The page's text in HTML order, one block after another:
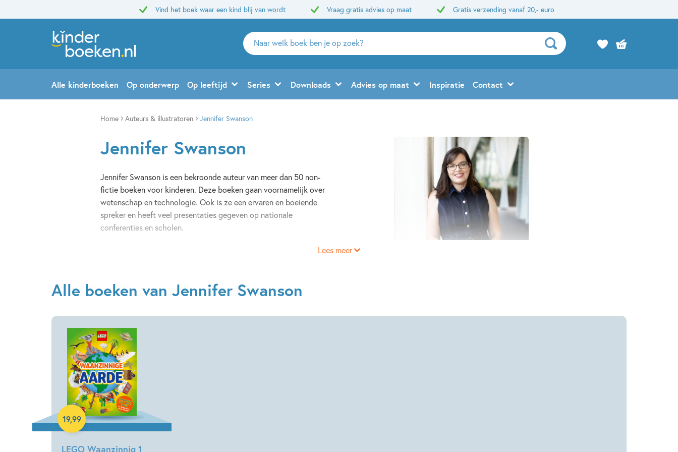
Vind het boek waar een kind blij van wordt Vraag gratis advies op maat Gratis verzending vanaf 20,- euro
Zoeken
naar
en
uitgevers
Alle kinderboeken Op onderwerp Op leeftijd Series Downloads Advies op maat Inspiratie Contact
Home Auteurs & illustratoren Jennifer Swanson
Jennifer Swanson
Jennifer Swanson is een bekroonde auteur van meer dan 50 non-
fictie boeken voor kinderen. Deze boeken gaan voornamelijk over
wetenschap en technologie. Ook is ze een ervaren en boeiende
spreker en heeft veel presentaties gegeven op nationale
conferenties en scholen.
Lees meer
Alle boeken van Jennifer Swanson
LEGO Waanzinnig 1
19,99
Hardcover